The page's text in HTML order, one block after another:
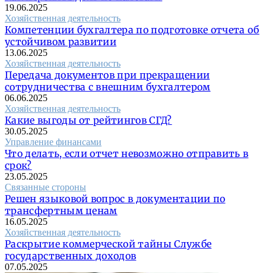
19.06.2025
Хозяйственная деятельность
Компетенции бухгалтера по подготовке отчета об
устойчивом развитии
13.06.2025
Хозяйственная деятельность
Передача документов при прекращении
сотрудничества с внешним бухгалтером
06.06.2025
Хозяйственная деятельность
Какие выгоды от рейтингов СГД?
30.05.2025
Управление финансами
Что делать, если отчет невозможно отправить в
срок?
23.05.2025
Связанные стороны
Решен языковой вопрос в документации по
трансфертным ценам
16.05.2025
Хозяйственная деятельность
Раскрытие коммерческой тайны Службе
государственных доходов
07.05.2025